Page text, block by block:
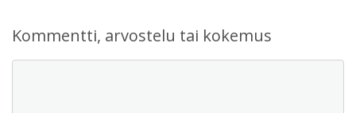
Kommentti, arvostelu tai kokemus